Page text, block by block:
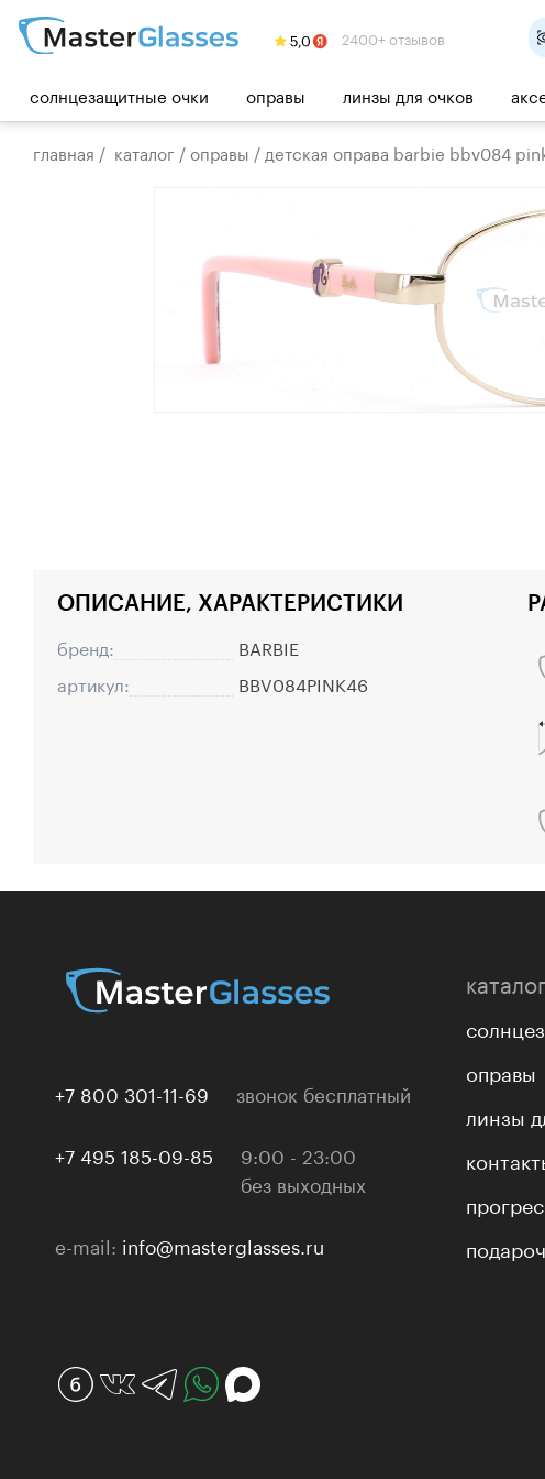
2400+ отзывов
солнцезащитные очки оправы линзы для очков
главная / каталог /оправы / детская оправа barbie bbv084
ОПИСАНИЕ, ХАРАКТЕРИСТИКИ
бренд:
BARBIE
артикул:
BBV084PINK46
+7 800 301-11-69 звонок бесплатный
+7 495 185-09-85
9:00 - 23:00
без выходных
e-mail: info@masterglasses.ru
оправы
линзы